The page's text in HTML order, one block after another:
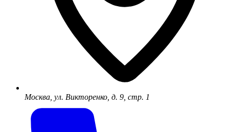
Москва, ул. Викторенко, д. 9, стр. 1